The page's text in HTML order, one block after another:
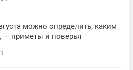
можно определить, каким
— приметы и поверья